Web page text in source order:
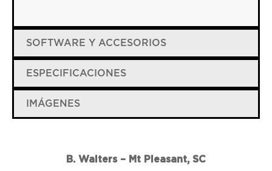
SOFTWARE Y ACCESORIOS
ESPECIFICACIONES
IMÁGENES
B. Walters – Mt Pleasant, SC